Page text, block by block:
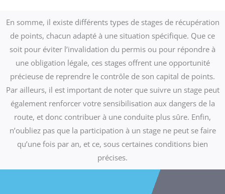
En somme, il existe différents types de stages de récupération
de points, chacun adapté à une situation spécifique. Que ce
soit pour éviter l’invalidation du permis ou pour répondre à
une obligation légale, ces stages offrent une opportunité
précieuse de reprendre le contrôle de son capital de points.
Par ailleurs, il est important de noter que suivre un stage peut
également renforcer votre sensibilisation aux dangers de la
route, et donc contribuer à une conduite plus sûre. Enfin,
n’oubliez pas que la participation à un stage ne peut se faire
qu’une fois par an, et ce, sous certaines conditions bien
précises.